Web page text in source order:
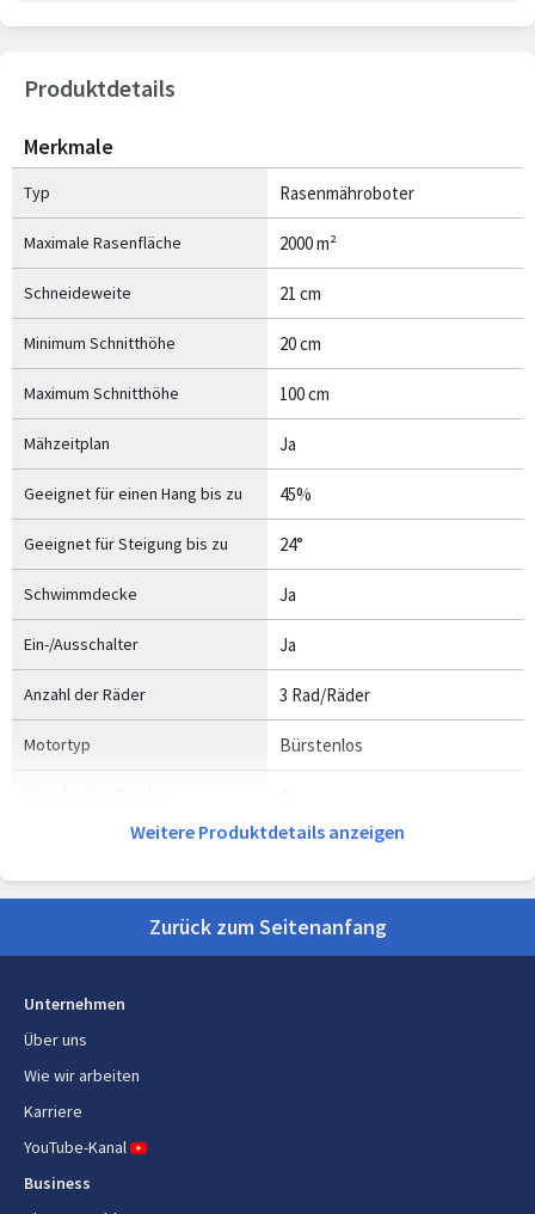
Produktdetails
Merkmale
Typ Rasenmähroboter
Maximale Rasenfläche 2000 m²
Schneideweite 21 cm
Minimum Schnitthöhe 20 cm
Maximum Schnitthöhe 100 cm
Mähzeitplan Ja
Geeignet für einen Hang bis zu 45%
Geeignet für Steigung bis zu 24°
Schwimmdecke Ja
Ein-/Ausschalter Ja
Anzahl der Räder 3 Rad/Räder
Motortyp Bürstenlos
Geräuschpegel 60 dB
Antidiebstahlvorrichtung Ja
Anzahl der Zonen
Produktfarbe
Technische Details
Index der Reparierbarkeit
Weitere Produktdetails anzeigen
Zurück zum Seitenanfang
Unternehmen
Über uns
Wie wir arbeiten
Karriere
YouTube-Kanal
Business